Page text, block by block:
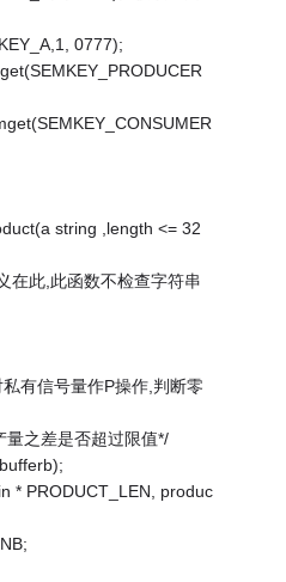
0777);
string ,length <= 32
在此,此函数不检查字符串
有信号量作P操作,判断零
量之差是否超过限值*/
* PRODUCT_LEN, produc